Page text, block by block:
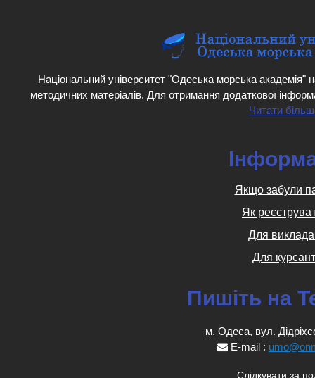
Національний університет "Одеська морська академія"
методичних матеріалів. Для отримання додаткової
Читати
Якщо забули
Як
Для
Для
Пишіть на
м. Одеса, вул.
E-mail :
Слідкувати за